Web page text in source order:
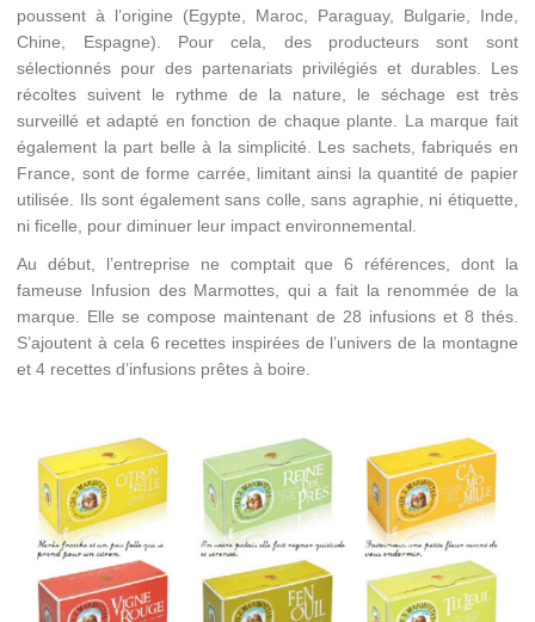
poussent à l’origine (Egypte, Maroc, Paraguay, Bulgarie, Inde,
Chine, Espagne). Pour cela, des producteurs sont sont
sélectionnés pour des partenariats privilégiés et durables. Les
récoltes suivent le rythme de la nature, le séchage est très
surveillé et adapté en fonction de chaque plante. La marque fait
également la part belle à la simplicité. Les sachets, fabriqués en
France, sont de forme carrée, limitant ainsi la quantité de papier
utilisée. Ils sont également sans colle, sans agraphie, ni étiquette,
ni ficelle, pour diminuer leur impact environnemental.
Au début, l’entreprise ne comptait que 6 références, dont la
fameuse Infusion des Marmottes, qui a fait la renommée de la
marque. Elle se compose maintenant de 28 infusions et 8 thés.
S’ajoutent à cela 6 recettes inspirées de l’univers de la montagne
et 4 recettes d’infusions prêtes à boire.